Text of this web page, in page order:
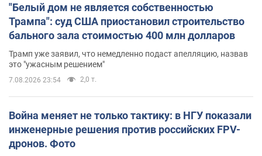
"Белый дом не является собственностью
Трампа": суд США приостановил строительство
бального зала стоимостью 400 млн долларов
Трамп уже заявил, что немедленно подаст апелляцию, назвав
это "ужасным решением"
7.08.2026 23:54 2,0 т.
Война меняет не только тактику: в НГУ показали
инженерные решения против российских FPV-
дронов. Фото